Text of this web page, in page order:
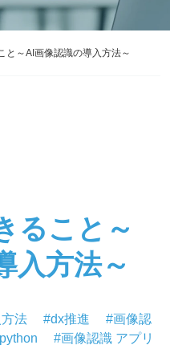
と～AI画像認識の導入方法～
ること～
入方法～
法 #dx推進
#画像認
#画像認識 アプリ